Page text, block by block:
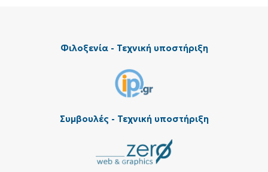
Φιλοξενία - Τεχνική υποστήριξη
Συμβουλές - Τεχνική υποστήριξη